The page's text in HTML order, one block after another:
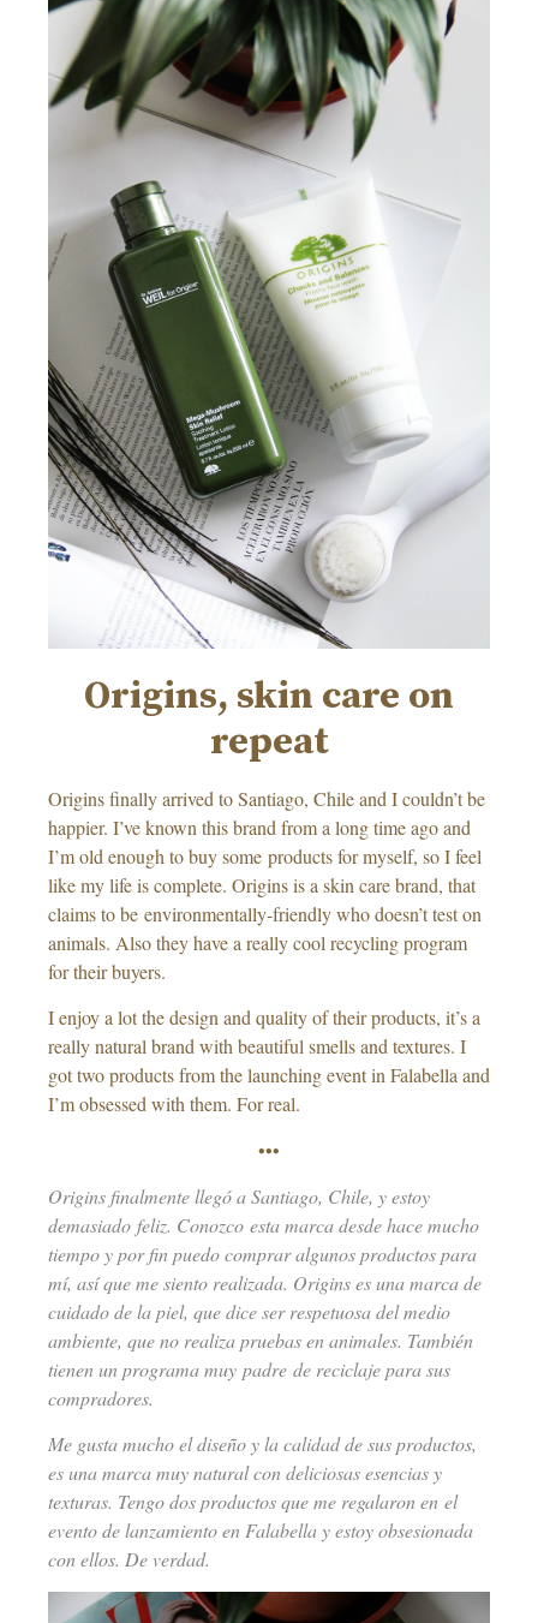
Origins, skin care on
repeat
Origins finally arrived to Santiago, Chile and I couldn’t be
happier. I’ve known this brand from a long time ago and
I’m old enough to buy some products for myself, so I feel
like my life is complete. Origins is a skin care brand, that
claims to be environmentally-friendly who doesn’t test on
animals. Also they have a really cool recycling program
for their buyers.
I enjoy a lot the design and quality of their products, it’s a
really natural brand with beautiful smells and textures. I
got two products from the launching event in Falabella and
I’m obsessed with them. For real.
•••
Origins finalmente llegó a Santiago, Chile, y estoy
demasiado feliz. Conozco esta marca desde hace mucho
tiempo y por fin puedo comprar algunos productos para
mí, así que me siento realizada. Origins es una marca de
cuidado de la piel, que dice ser respetuosa del medio
ambiente, que no realiza pruebas en animales. También
tienen un programa muy padre de reciclaje para sus
compradores.
Me gusta mucho el diseño y la calidad de sus productos,
es una marca muy natural con deliciosas esencias y
texturas. Tengo dos productos que me regalaron en el
evento de lanzamiento en Falabella y estoy obsesionada
con ellos. De verdad.